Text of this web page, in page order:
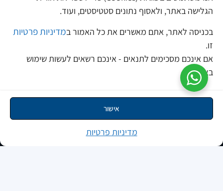
הגלישה באתר, ולאסוף נתונים סטטיסטים, ועוד.
בכניסה לאתר, אתם מאשרים את כל האמור במדיניות פרטיות
זו.
אם אינכם מסכימים לתנאים - אינכם רשאים לעשות שימוש
באתר.
אישור
מדיניות פרטיות
sec@srnlaw.com
erez@srnlaw.com
מרכז מידע
פסקי דין
כתבו עלינו
צוות המשרד